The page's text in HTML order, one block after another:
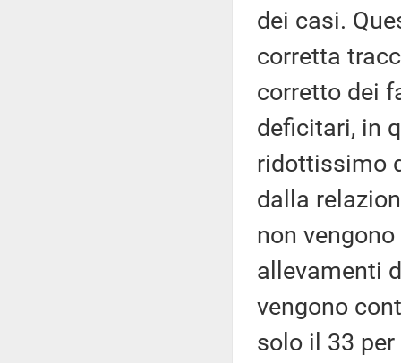
dei casi.
corretta
corretto dei
deficitari, in
ridottissimo
dalla
non
allevamenti
vengono
solo il 33